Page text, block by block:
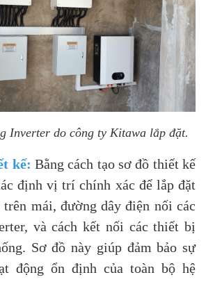
Inverter do công ty Kitawa lắp đặt.
kế: Bằng cách tạo sơ đồ thiết kế
định vị trí chính xác để lắp đặt
mái, đường dây điện nối các
và cách kết nối các thiết bị
Sơ đồ này giúp đảm bảo sự
động ổn định của toàn bộ hệ